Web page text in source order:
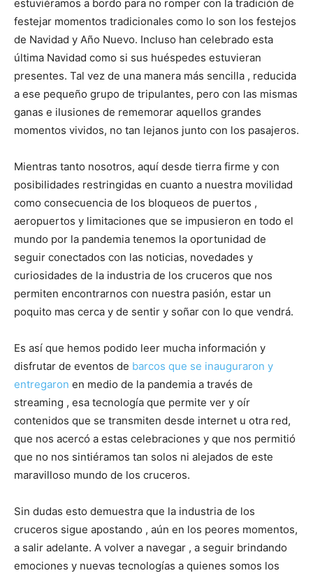
estuviéramos a bordo para no romper con la tradición de
festejar momentos tradicionales como lo son los festejos
de Navidad y Año Nuevo. Incluso han celebrado esta
última Navidad como si sus huéspedes estuvieran
presentes. Tal vez de una manera más sencilla , reducida
a ese pequeño grupo de tripulantes, pero con las mismas
ganas e ilusiones de rememorar aquellos grandes
momentos vividos, no tan lejanos junto con los pasajeros.
Mientras tanto nosotros, aquí desde tierra firme y con
posibilidades restringidas en cuanto a nuestra movilidad
como consecuencia de los bloqueos de puertos ,
aeropuertos y limitaciones que se impusieron en todo el
mundo por la pandemia tenemos la oportunidad de
seguir conectados con las noticias, novedades y
curiosidades de la industria de los cruceros que nos
permiten encontrarnos con nuestra pasión, estar un
poquito mas cerca y de sentir y soñar con lo que vendrá.
Es así que hemos podido leer mucha información y
disfrutar de eventos de barcos que se inauguraron y
entregaron en medio de la pandemia a través de
streaming , esa tecnología que permite ver y oír
contenidos que se transmiten desde internet u otra red,
que nos acercó a estas celebraciones y que nos permitió
que no nos sintiéramos tan solos ni alejados de este
maravilloso mundo de los cruceros.
Sin dudas esto demuestra que la industria de los
cruceros sigue apostando , aún en los peores momentos,
a salir adelante. A volver a navegar , a seguir brindando
emociones y nuevas tecnologías a quienes somos los